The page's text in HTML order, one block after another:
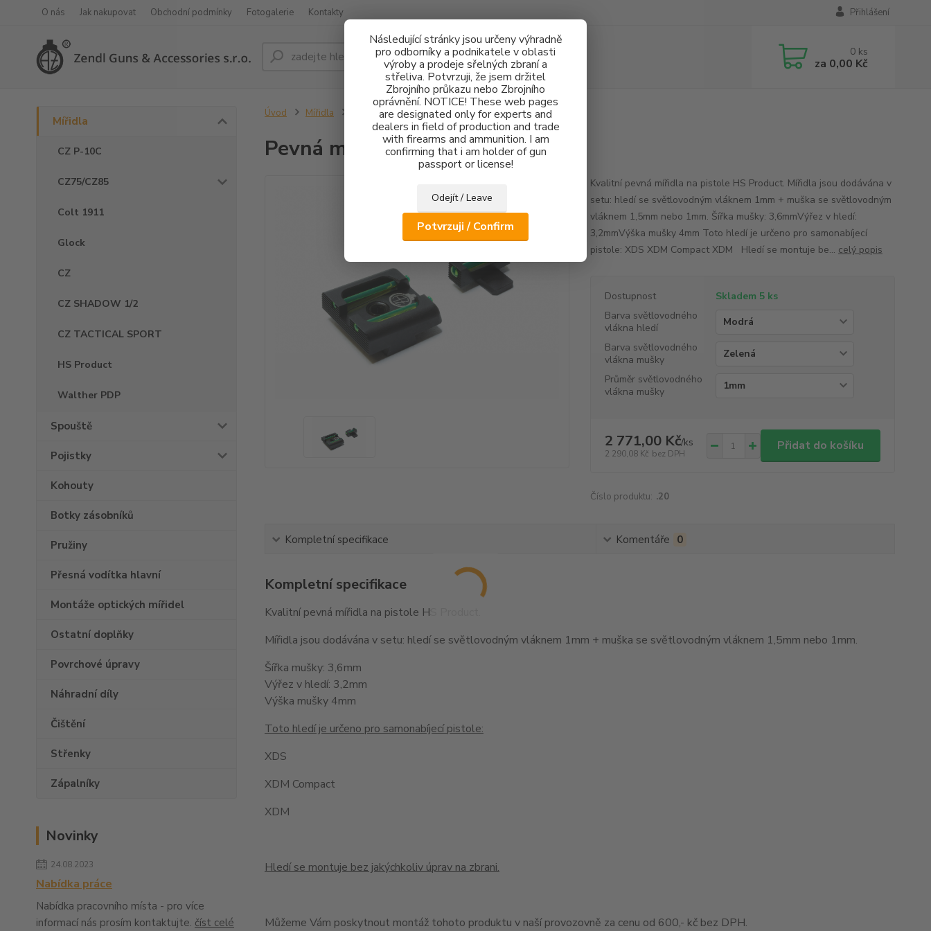
Následující stránky jsou určeny výhradně
pro odborníky a podnikatele v oblasti
výroby a prodeje sřelných zbraní a
střeliva. Potvrzuji, že jsem držitel
Zbrojního průkazu nebo Zbrojního
oprávnění. NOTICE! These web pages
are designated only for experts and
dealers in field of production and trade
with firearms and ammunition. I am
confirming that i am holder of gun
passport or license!
Odejít / Leave
Potvrzuji / Confirm
O nás Jak nakupovat Obchodní podmínky Fotogalerie Kontakty Přihlášení
Hledat 0 ks
za 0,00 Kč
Mířidla
CZ P-10C
CZ75/CZ85
Colt 1911
Glock
CZ
CZ SHADOW 1/2
CZ TACTICAL SPORT
HS Product
Walther PDP
Spouště
Pojistky
Kohouty
Botky zásobníků
Pružiny
Přesná vodítka hlavní
Montáže optických mířidel
Ostatní doplňky
Povrchové úpravy
Náhradní díly
Čištění
Střenky
Zápalníky
Novinky
24.08.2023
Nabídka práce
Nabídka pracovního místa - pro více
informací nás prosím kontaktujte. číst celé
Úvod Mířidla Pevná mířidla HS Product FO
Pevná mířidla HS Product FO
Kvalitní pevná mířidla na pistole HS Product. Mířidla jsou dodávána v
setu: hledí se světlovodným vláknem 1mm + muška se světlovodným
vláknem 1,5mm nebo 1mm. Šířka mušky: 3,6mmVýřez v hledí:
3,2mmVýška mušky 4mm Toto hledí je určeno pro samonabíjecí
pistole: XDS XDM Compact XDM Hledí se montuje be... celý popis
Dostupnost
Skladem 5 ks
Barva světlovodného
vlákna hledí
Barva světlovodného
vlákna mušky
Průměr světlovodného
vlákna mušky
2 771,00 Kč/ks
2 290,08 Kč bez DPH
Přidat do košíku
Číslo produktu: .20
Kompletní specifikace Komentáře 0
Kompletní specifikace
Kvalitní pevná mířidla na pistole HS Product.
Mířidla jsou dodávána v setu: hledí se světlovodným vláknem 1mm + muška se světlovodným vláknem 1,5mm nebo 1mm.
Šířka mušky: 3,6mm
Výřez v hledí: 3,2mm
Výška mušky 4mm
Toto hledí je určeno pro samonabíjecí pistole:
XDS
XDM Compact
XDM
Hledí se montuje bez jakýchkoliv úprav na zbrani.
Můžeme Vám poskytnout montáž tohoto produktu v naší provozovně za cenu od 600,- kč bez DPH.